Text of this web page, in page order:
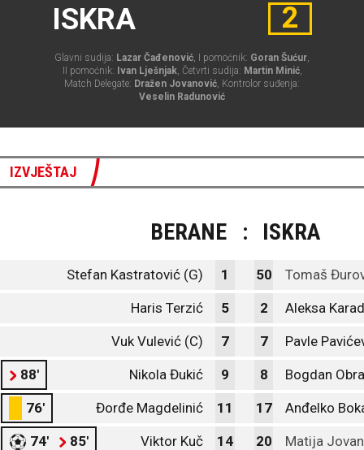
ISKRA
2
Glavni sudija: Lazar Čađenović, I pomoćnik: Goran Šućur,
II pomoćnik: Ivan Lješnjak, Četvrti sudija: Martin Minić,
Match Delegate: Dražen Jovanović, Kontrolor suđenja:
Veselin Radunović
IZVJEŠTAJ
BERANE : ISKRA
Stefan Kastratović (G) 1 50 Tomaš
Haris Terzić 5 2 Aleksa
Vuk Vulević (C) 7 7 Pavle
88' Nikola Đukić 9 8 Bogdan
76' Đorđe Magdelinić 11 17 Anđelko
74' 85' Viktor Kuč 14 20 Matija